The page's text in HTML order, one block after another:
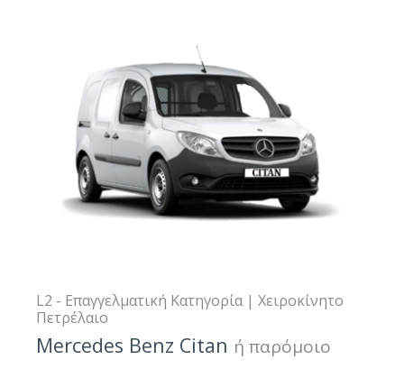
L2 - Επαγγελματική Κατηγορία | Χειροκίνητο
Πετρέλαιο
Mercedes Benz Citan ή παρόμοιο